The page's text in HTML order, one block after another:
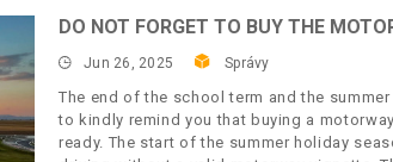
DO NOT FORGET TO BUY THE
Jun 26, 2025 Správy
The end of the school term and the
to kindly remind you that buying a
ready. The start of the summer holiday